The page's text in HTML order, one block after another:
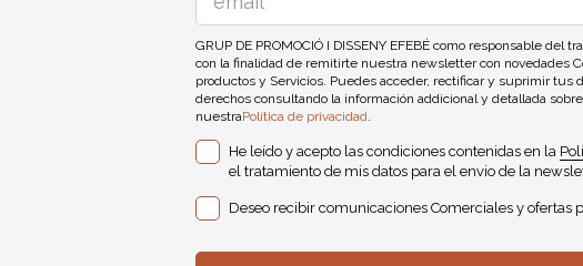
GRUP DE PROMOCIÓ I DISSENY EFEBÉ como responsable del
con la finalidad de remitirte nuestra newsletter con novedades
productos y Servicios. Puedes acceder, rectificar y suprimir tus
derechos consultando la información addicional y detallada
nuestraPolítica de privacidad.
He leído y acepto las condiciones contenidas en la
el tratamiento de mis datos para el envio de la
Deseo recibir comunicaciones Comerciales y ofertas